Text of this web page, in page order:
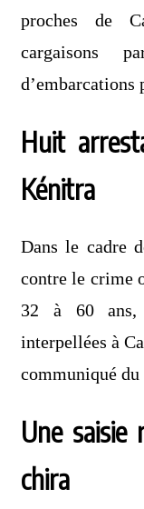
proches de
cargaisons
d’embarcations
Huit
Kénitra
Dans le cadre
contre le crime
32 à 60 ans,
interpellées à
communiqué du
Une saisie
chira